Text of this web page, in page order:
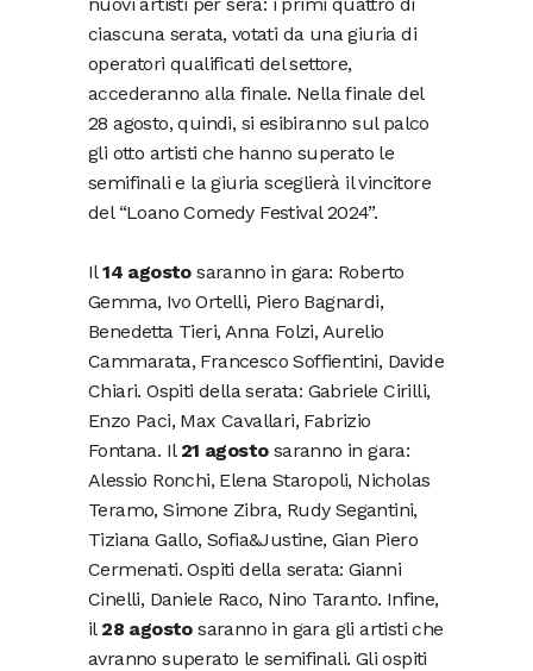
ciascuna serata, votati da una giuria di
operatori qualificati del settore,
accederanno alla finale. Nella finale del
28 agosto, quindi, si esibiranno sul palco
gli otto artisti che hanno superato le
semifinali e la giuria sceglierà il vincitore
del “Loano Comedy Festival 2024”.
Il14 agostosaranno in gara: Roberto
Gemma, Ivo Ortelli, Piero Bagnardi,
Benedetta Tieri, Anna Folzi, Aurelio
Cammarata, Francesco Soffientini, Davide
Chiari. Ospiti della serata: Gabriele Cirilli,
Enzo Paci, Max Cavallari, Fabrizio
Fontana. Il 21 agostosaranno in gara:
Alessio Ronchi, Elena Staropoli, Nicholas
Teramo, Simone Zibra, Rudy Segantini,
Tiziana Gallo, Sofia&Justine, Gian Piero
Cermenati. Ospiti della serata: Gianni
Cinelli, Daniele Raco, Nino Taranto. Infine,
il 28 agostosaranno in gara gli artisti che
avranno superato le semifinali. Gli ospiti